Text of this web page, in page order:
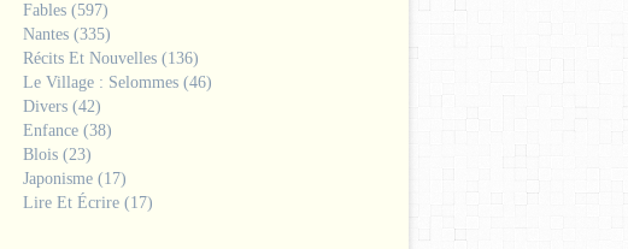
Fables (597)
Nantes (335)
Récits Et Nouvelles (136)
Le Village : Selommes (46)
Divers (42)
Enfance (38)
Blois (23)
Japonisme (17)
Lire Et Écrire (17)